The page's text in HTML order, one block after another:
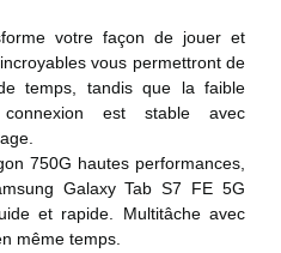
votre façon de jouer et
vous permettront de
temps, tandis que la faible
est stable avec
750G hautes performances,
Galaxy Tab S7 FE 5G
et rapide. Multitâche avec
même temps.